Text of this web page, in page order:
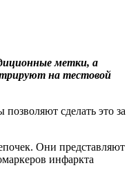
метки, а
на тестовой
сделать это за
Они представляют
инфаркта